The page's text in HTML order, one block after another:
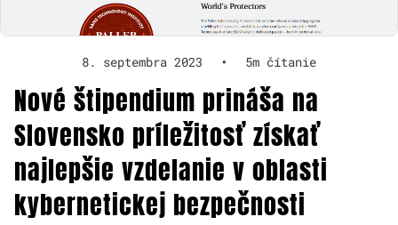
8. septembra 2023 • 5m čítanie
Nové štipendium prináša na
Slovensko príležitosť získať
najlepšie vzdelanie v oblasti
kybernetickej bezpečnosti